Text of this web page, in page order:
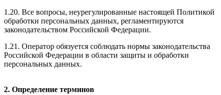
1.20. Все вопросы, неурегулированные настоящей Политикой
обработки персональных данных, регламентируются
законодательством Российской Федерации.
1.21. Оператор обязуется соблюдать нормы законодательства
Российской Федерации в области защиты и обработки
персональных данных.
2. Определение терминов